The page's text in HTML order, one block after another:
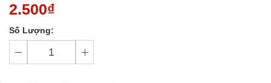
2.500₫
Số Lượng: